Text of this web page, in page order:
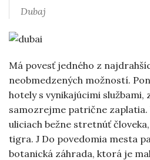
Dubaj
Má povesť jedného z
neobmedzených možností.
hotely s vynikajúcimi službami,
samozrejme patrične zaplatia.
uliciach bežne stretnúť
tigra. J Do povedomia mesta
botanická záhrada, ktorá je